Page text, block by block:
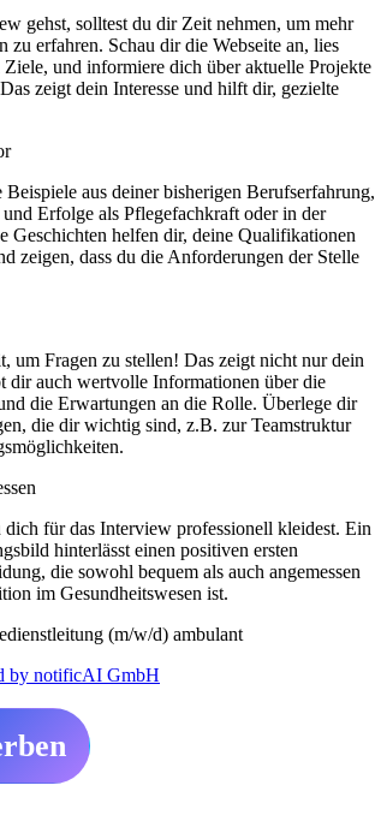
gehst, solltest du dir Zeit nehmen, um mehr
zu erfahren. Schau dir die Webseite an, lies
Ziele, und informiere dich über aktuelle Projekte
zeigt dein Interesse und hilft dir, gezielte
aus deiner bisherigen Berufserfahrung,
Erfolge als Pflegefachkraft oder in der
Geschichten helfen dir, deine Qualifikationen
zeigen, dass du die Anforderungen der Stelle
um Fragen zu stellen! Das zeigt nicht nur dein
dir auch wertvolle Informationen über die
die Erwartungen an die Rolle. Überlege dir
die dir wichtig sind, z.B. zur Teamstruktur
dich für das Interview professionell kleidest. Ein
hinterlässt einen positiven ersten
die sowohl bequem als auch angemessen
im Gesundheitswesen ist.
(m/w/d) ambulant
by notificAI GmbH